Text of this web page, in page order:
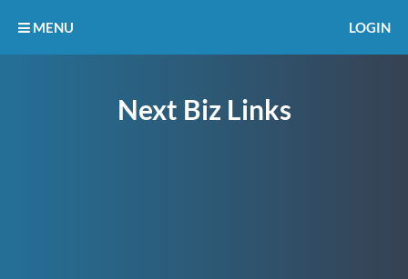
Next Biz Links
MENU LOGIN